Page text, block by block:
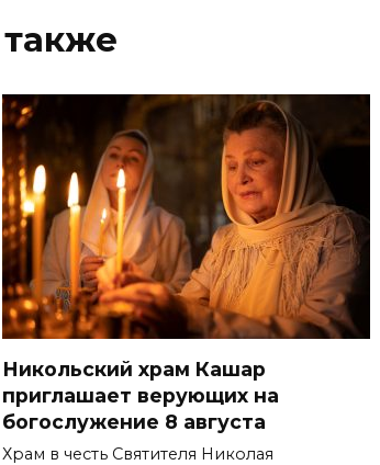
Никольский храм Кашар
приглашает верующих на
богослужение 8 августа
Храм в честь Святителя Николая